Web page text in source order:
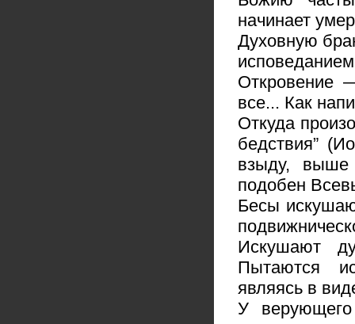
начинает
Духовную
Откровение
все... Как
Откуда
бедствия”
взыду, выше
подобен
Бесы
Искушают
Пытаются
являясь в
У верующего